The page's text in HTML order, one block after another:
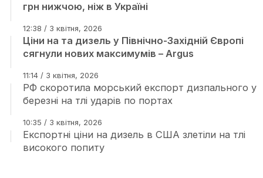
грн нижчою, ніж в Україні
12:38 / 3 квітня, 2026
Ціни на та дизель у Північно-Західній Європі
сягнули нових максимумів – Argus
11:14 / 3 квітня, 2026
РФ скоротила морський експорт дизпального у
березні на тлі ударів по портах
10:35 / 3 квітня, 2026
Експортні ціни на дизель в США злетіли на тлі
високого попиту